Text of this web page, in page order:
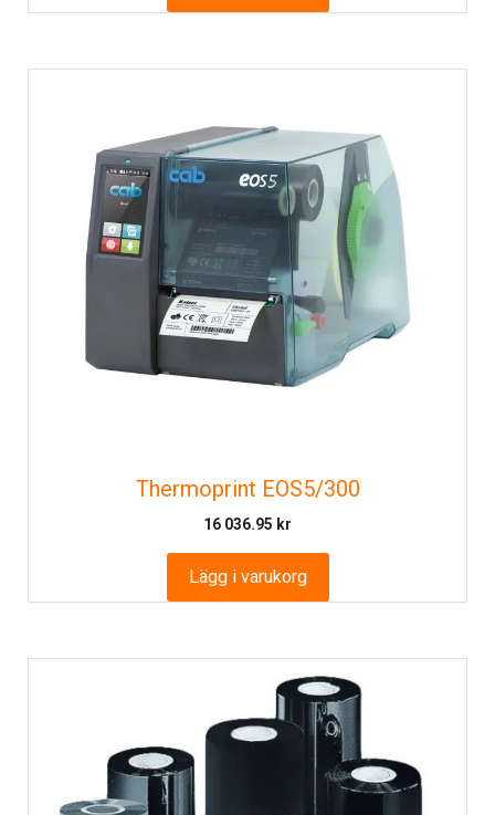
Thermoprint EOS5/300
16 036.95 kr
Lägg i varukorg